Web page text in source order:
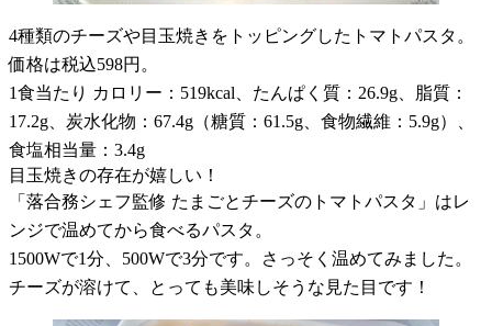
4種類のチーズや目玉焼きをトッピングしたトマトパスタ。
価格は税込598円。
1食当たり カロリー：519kcal、たんぱく質：26.9g、脂質：
17.2g、炭水化物：67.4g（糖質：61.5g、食物繊維：5.9g）、
食塩相当量：3.4g
目玉焼きの存在が嬉しい！
「落合務シェフ監修 たまごとチーズのトマトパスタ」はレ
ンジで温めてから食べるパスタ。
1500Wで1分、500Wで3分です。さっそく温めてみました。
チーズが溶けて、とっても美味しそうな見た目です！